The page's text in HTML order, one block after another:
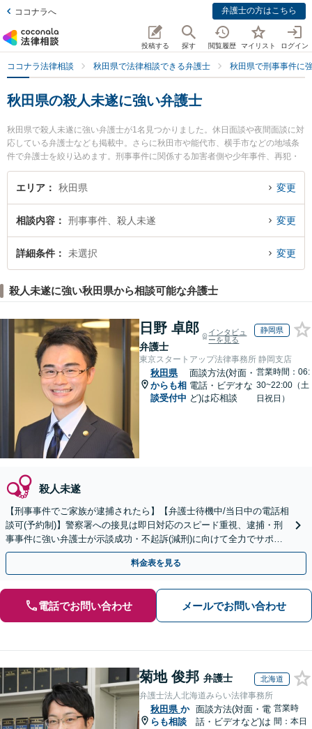
ココナラへ 弁護士の方はこちら
投稿する 探す 閲覧履歴 マイリスト ログイン
ココナラ法律相談 秋田県で法律相談できる弁護士 秋田県で刑事事件に
秋田県の殺人未遂に強い弁護士
秋田県で殺人未遂に強い弁護士が1名見つかりました。休日面談や夜間面談に対
応している弁護士なども掲載中。さらに秋田市や能代市、横手市などの地域条
件で弁護士を絞り込めます。刑事事件に関係する加害者側や少年事件、再犯・
前科あり等の細かな分野での絞り込み検索もでき便利です。特に田中法律事務
所の田中 伸顕弁護士のプロフィール情報や弁護士費用、強みなどが注目されて
したい』『初回相談無料で殺人未遂を法律相談できる秋田県内の弁護士に相談
予約したい』などでお困りの相談者さんにおすすめです。
エリア 秋田県 変更
相談内容 刑事事件、殺人未遂 変更
詳細条件 未選択 変更
殺人未遂に強い秋田県から相談可能な弁護士
日野 卓郎
弁護士
インタビュ
ーを見る
静岡県
東京スタートアップ法律事務所 静岡支店
秋田県
からも相
談受付中
面談方法(対面・
電話・ビデオな
ど)は応相談
営業時間：06:
30~22:00（土
日祝日）
殺人未遂
【刑事事件でご家族が逮捕されたら】【弁護士待機中/当日中の電話相
談可(予約制)】警察署への接見は即日対応のスピード重視、逮捕・刑
事事件に強い弁護士が示談成功・不起訴(減刑)に向けて全力でサポー
トします。【加害者側の相談専門】
料金表を見る
電話でお問い合わせ メールでお問い合わせ
菊地 俊邦 弁護士 北海道
弁護士法人北海道みらい法律事務所
秋田県 か
らも相談
面談方法(対面・電
話・ビデオなど)は
営業時
間：本日